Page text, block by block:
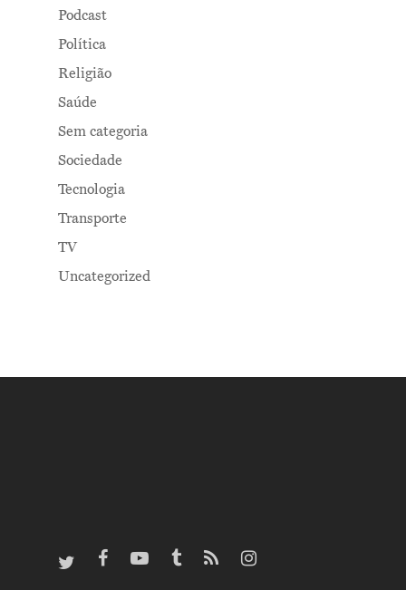
Podcast
Política
Religião
Saúde
Sem categoria
Sociedade
Tecnologia
Transporte
TV
Uncategorized